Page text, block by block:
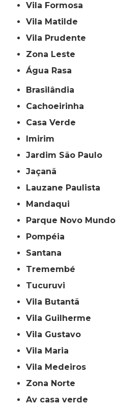
Vila Formosa
Vila Matilde
Vila Prudente
Zona Leste
Água Rasa
Brasilândia
Cachoeirinha
Casa Verde
Imirim
Jardim São Paulo
Jaçanã
Lauzane Paulista
Mandaqui
Parque Novo Mundo
Pompéia
Santana
Tremembé
Tucuruvi
Vila Butantã
Vila Guilherme
Vila Gustavo
Vila Maria
Vila Medeiros
Zona Norte
av casa verde